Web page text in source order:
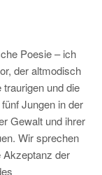
Poesie – ich
der altmodisch
und die
Jungen in der
Gewalt und ihrer
Wir sprechen
Akzeptanz der